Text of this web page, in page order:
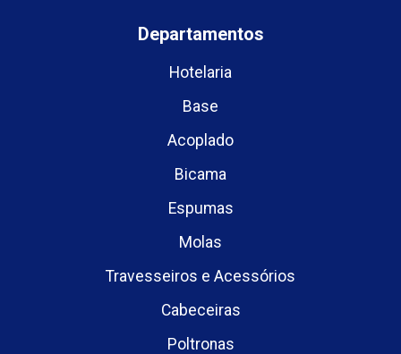
Departamentos
Hotelaria
Base
Acoplado
Bicama
Espumas
Molas
Travesseiros e Acessórios
Cabeceiras
Poltronas